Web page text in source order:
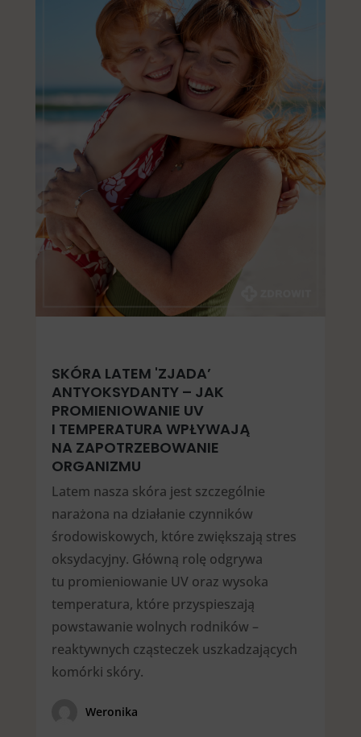
SKÓRA LATEM 'ZJADA’
ANTYOKSYDANTY – JAK
PROMIENIOWANIE UV
I TEMPERATURA WPŁYWAJĄ
NA ZAPOTRZEBOWANIE
ORGANIZMU
Latem nasza skóra jest szczególnie
narażona na działanie czynników
środowiskowych, które zwiększają stres
oksydacyjny. Główną rolę odgrywa
tu promieniowanie UV oraz wysoka
temperatura, które przyspieszają
powstawanie wolnych rodników –
reaktywnych cząsteczek uszkadzających
komórki skóry.
Weronika